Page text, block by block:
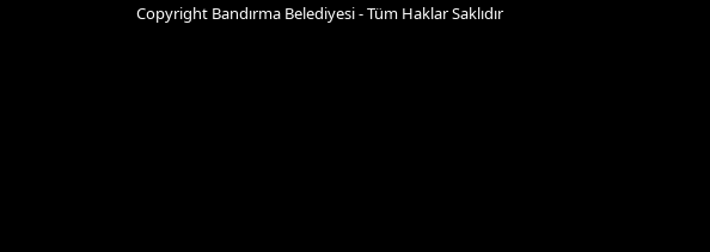
Copyright Bandırma Belediyesi - Tüm Haklar Saklıdır